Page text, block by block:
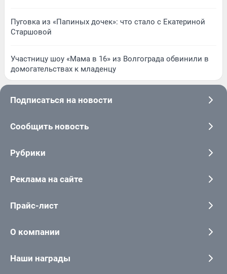
Пуговка из «Папиных дочек»: что стало с Екатериной
Старшовой
Участницу шоу «Мама в 16» из Волгограда обвинили в
домогательствах к младенцу
Подписаться на новости
Сообщить новость
Рубрики
Реклама на сайте
Прайс-лист
О компании
Наши награды